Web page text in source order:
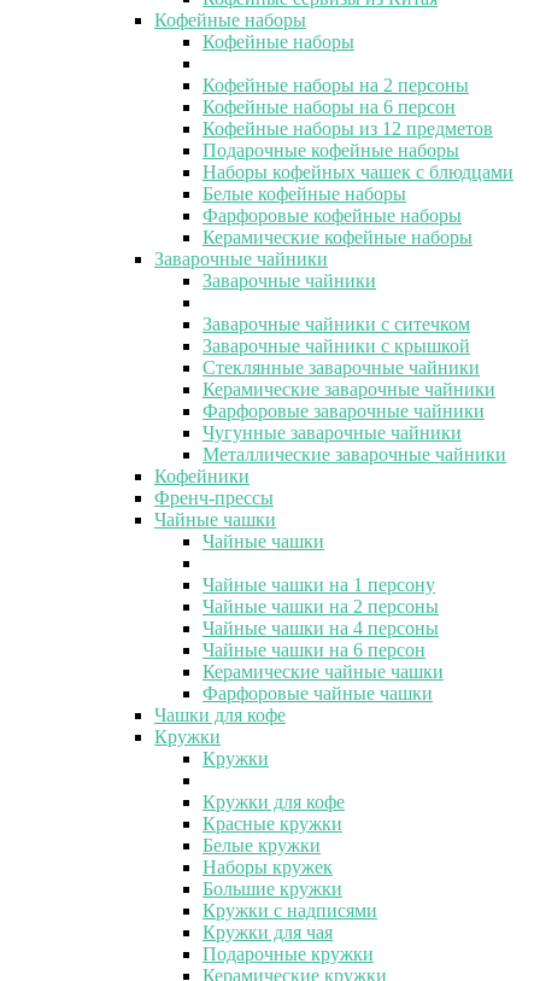
Кофейные наборы
Кофейные наборы
Кофейные наборы на 2 персоны
Кофейные наборы на 6 персон
Кофейные наборы из 12 предметов
Подарочные кофейные наборы
Наборы кофейных чашек с блюдцами
Белые кофейные наборы
Фарфоровые кофейные наборы
Керамические кофейные наборы
Заварочные чайники
Заварочные чайники
Заварочные чайники с ситечком
Заварочные чайники с крышкой
Стеклянные заварочные чайники
Керамические заварочные чайники
Фарфоровые заварочные чайники
Чугунные заварочные чайники
Металлические заварочные чайники
Кофейники
Френч-прессы
Чайные чашки
Чайные чашки
Чайные чашки на 1 персону
Чайные чашки на 2 персоны
Чайные чашки на 4 персоны
Чайные чашки на 6 персон
Керамические чайные чашки
Фарфоровые чайные чашки
Чашки для кофе
Кружки
Кружки
Кружки для кофе
Красные кружки
Белые кружки
Наборы кружек
Большие кружки
Кружки с надписями
Кружки для чая
Подарочные кружки
Керамические кружки